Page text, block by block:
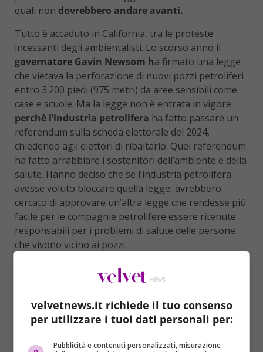
quali non dovrebbero andare avanti.
Tutto è accaduto in California, tra le proteste
incessanti degli ambientalisti. Lo scorso anno il
governatore Gavin Newsom ha firmato una legge
che vietava la perforazione di nuovi pozzi petroliferi
entro 3.200 piedi (975 metri) da aree sensibili come
case e scuole. Ma la legge non è entrata in vigore
perché l’industria petrolifera ha fatto passare un
referendum sulla scheda elettorale del 2024,
chiedendo agli elettori di ribaltarlo. Quel referendum
ha fatto arrabbiare i sostenitori dell’ambiente e della
salute. Hanno deciso che se l’industria petrolifera
avesse voluto bloccare quella legge, avrebbero
cercato di approvare un’altra legge che rendesse più
facile per le compagnie petrolifere essere ritenute
responsabili per i problemi di salute delle persone
che vivono vicino ai pozzi.
velvetnews.it richiede il tuo consenso
per utilizzare i tuoi dati personali per:
Pubblicità e contenuti personalizzati, misurazione